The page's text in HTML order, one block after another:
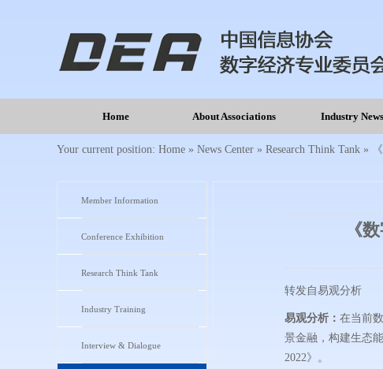
Home About Associations Industry News
Your current position: Home » News Center » Research Think Tank »
Member Information
Conference Exhibition
Research Think Tank
Industry Training
Interview & Dialogue
《
转发自易观分析
易观分析： 在当前
景金融，构建生态
2022》。